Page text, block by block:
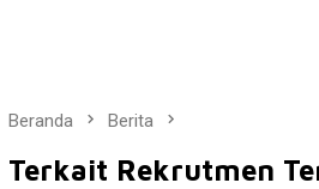
Beranda Berita
Terkait Rekrutmen